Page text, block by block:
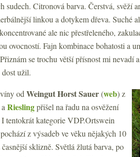
Citronová barva. Čerstvá, svěží
linkou a dotykem dřeva. Suché
ale nic přestřeleného,
ovocností. Fajn kombinace bohatosti a
se trochu větší přísnost mi nevadí
užil.
od Weingut Horst Sauer(web) z
a Rieslingpřišel na řadu na osvěžení
I tentokrát kategorie VDP.Ortswein
z výsadeb ve věku nějakých 10
sklizně. Světlá žlutá barva, po